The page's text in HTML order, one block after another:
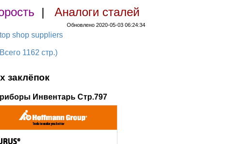
| Аналоги сталей
Обновлено 2020-05-03 06:24:34
shop suppliers
1162 стр.)
заклёпок
Инвентарь Стр.797